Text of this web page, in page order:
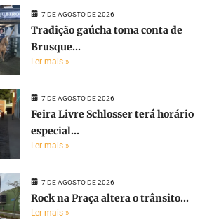
7 DE AGOSTO DE 2026
Tradição gaúcha toma conta de
Brusque...
Ler mais »
7 DE AGOSTO DE 2026
Feira Livre Schlosser terá horário
especial...
Ler mais »
7 DE AGOSTO DE 2026
Rock na Praça altera o trânsito...
Ler mais »